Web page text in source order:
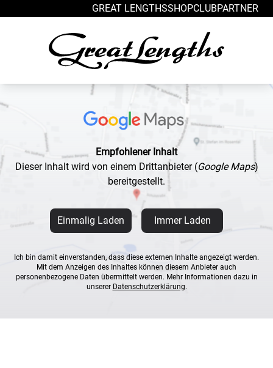
GREAT LENGTHSSHOPCLUBPARTNER
Empfohlener Inhalt
Dieser Inhalt wird von einem Drittanbieter (Google Maps)
bereitgestellt.
Einmalig Laden Immer Laden
Ich bin damit einverstanden, dass diese externen Inhalte angezeigt werden.
Mit dem Anzeigen des Inhaltes können diesem Anbieter auch
personenbezogene Daten übermittelt werden. Mehr Informationen dazu in
unserer Datenschutzerklärung.